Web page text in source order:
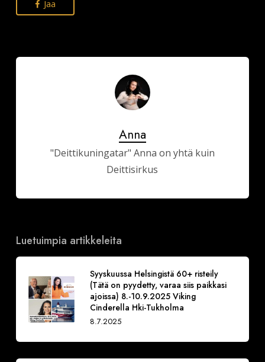
Jaa
Anna
"Deittikuningatar" Anna on yhtä kuin
Deittisirkus
Luetuimpia artikkeleita
Syyskuussa Helsingistä 60+ risteily
(Tätä on pyydetty, varaa siis paikkasi
ajoissa) 8.-10.9.2025 Viking
Cinderella Hki-Tukholma
8.7.2025